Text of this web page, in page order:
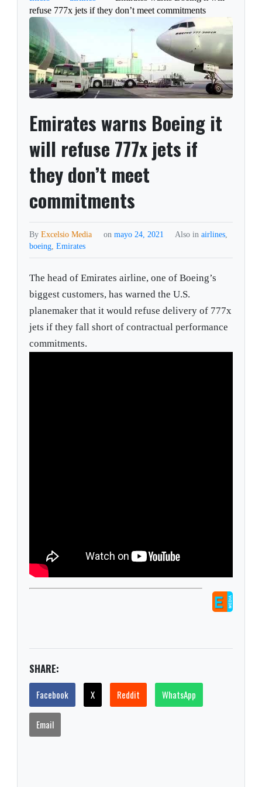
refuse 777x jets if they don’t meet commitments
Emirates warns Boeing it
will refuse 777x jets if
they don’t meet
commitments
ByExcelsio Media on mayo 24, 2021 Also in airlines,
boeing,Emirates
The head of Emirates airline, one of Boeing’s
biggest customers, has warned the U.S.
planemaker that it would refuse delivery of 777x
jets if they fall short of contractual performance
commitments.
SHARE:
Facebook X Reddit WhatsApp
Email